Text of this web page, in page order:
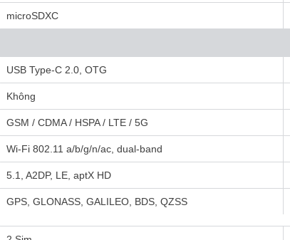
microSDXC
USB Type-C 2.0, OTG
Không
GSM / CDMA / HSPA / LTE / 5G
Wi-Fi 802.11 a/b/g/n/ac, dual-band
5.1, A2DP, LE, aptX HD
GPS, GLONASS, GALILEO, BDS, QZSS